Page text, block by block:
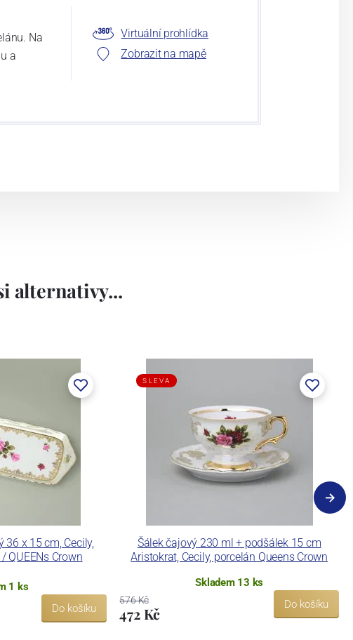
Na
a
Virtuální prohlídka
Zobrazit na mapě
alternativy...
x 15 cm, Cecily,
QUEENs Crown
1 ks
Do košíku
Šálek čajový 230 ml + podšálek 15 cm
Aristokrat, Cecily, porcelán Queens Crown
SLEVA
Skladem 13 ks
576 Kč
472 Kč
Do košíku